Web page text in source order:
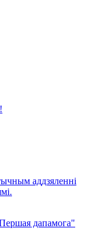
аддзяленні
дапамога"